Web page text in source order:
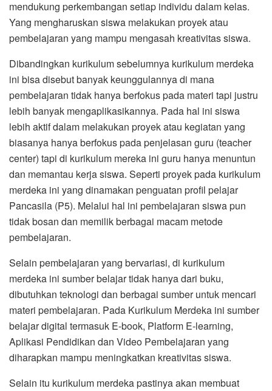
mendukung perkembangan setiap individu dalam kelas.
Yang mengharuskan siswa melakukan proyek atau
pembelajaran yang mampu mengasah kreativitas siswa.
Dibandingkan kurikulum sebelumnya kurikulum merdeka
ini bisa disebut banyak keunggulannya di mana
pembelajaran tidak hanya berfokus pada materi tapi justru
lebih banyak mengaplikasikannya. Pada hal ini siswa
lebih aktif dalam melakukan proyek atau kegiatan yang
biasanya hanya berfokus pada penjelasan guru (teacher
center) tapi di kurikulum mereka ini guru hanya menuntun
dan memantau kerja siswa. Seperti proyek pada kurikulum
merdeka ini yang dinamakan penguatan profil pelajar
Pancasila (P5). Melalui hal ini pembelajaran siswa pun
tidak bosan dan memilik berbagai macam metode
pembelajaran.
Selain pembelajaran yang bervariasi, di kurikulum
merdeka ini sumber belajar tidak hanya dari buku,
dibutuhkan teknologi dan berbagai sumber untuk mencari
materi pembelajaran. Pada Kurikulum Merdeka ini sumber
belajar digital termasuk E-book, Platform E-learning,
Aplikasi Pendidikan dan Video Pembelajaran yang
diharapkan mampu meningkatkan kreativitas siswa.
Selain itu kurikulum merdeka pastinya akan membuat